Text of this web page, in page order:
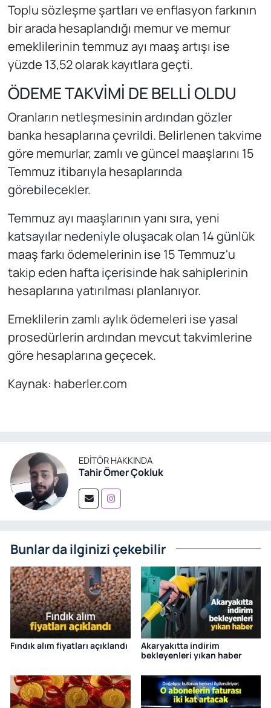
Toplu sözleşme şartları ve enflasyon farkının
bir arada hesaplandığı memur ve memur
emeklilerinin temmuz ayı maaş artışı ise
yüzde 13,52 olarak kayıtlara geçti.
ÖDEME TAKVİMİ DE BELLİ OLDU
Oranların netleşmesinin ardından gözler
banka hesaplarına çevrildi. Belirlenen takvime
göre memurlar, zamlı ve güncel maaşlarını 15
Temmuz itibarıyla hesaplarında
görebilecekler.
Temmuz ayı maaşlarının yanı sıra, yeni
katsayılar nedeniyle oluşacak olan 14 günlük
maaş farkı ödemelerinin ise 15 Temmuz'u
takip eden hafta içerisinde hak sahiplerinin
hesaplarına yatırılması planlanıyor.
Emeklilerin zamlı aylık ödemeleri ise yasal
prosedürlerin ardından mevcut takvimlerine
göre hesaplarına geçecek.
Kaynak: haberler.com
EDITÖR HAKKINDA
Tahir Ömer Çokluk
Bunlar da ilginizi çekebilir
Fındık alım fiyatları açıklandı
Akaryakıtta indirim
bekleyenleri yıkan haber